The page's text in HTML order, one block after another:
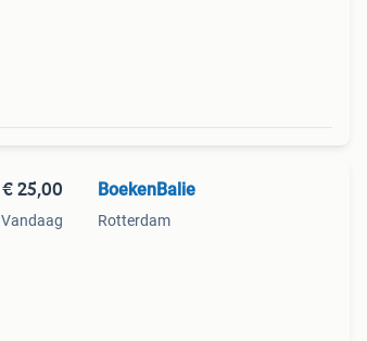
€ 25,00
Vandaag
BoekenBalie
Rotterdam